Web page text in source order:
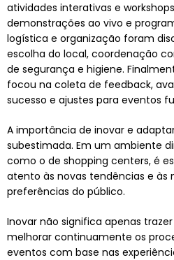
atividades interativas e
demonstrações ao vivo e
logística e organização foram
escolha do local, coordenação
de segurança e higiene.
focou na coleta de feedback,
sucesso e ajustes para eventos
A importância de inovar e
subestimada. Em um ambiente
como o de shopping centers, é
atento às novas tendências e às
preferências do público.
Inovar não significa apenas
melhorar continuamente os
eventos com base nas